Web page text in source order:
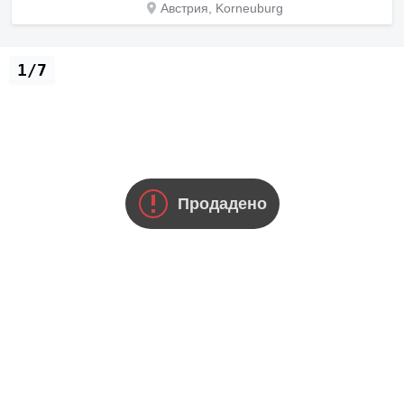
Австрия, Korneuburg
Продадено
1/7